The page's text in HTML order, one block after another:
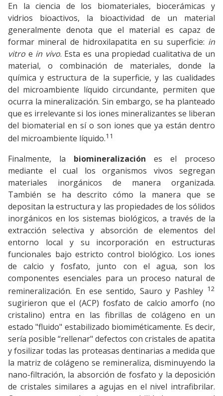
En la ciencia de los biomateriales, biocerámicas y
vidrios bioactivos, la bioactividad de un material
generalmente denota que el material es capaz de
formar mineral de hidroxilapatita en su superficie: in
vitro e in vivo. Esta es una propiedad cualitativa de un
material, o combinación de materiales, donde la
química y estructura de la superficie, y las cualidades
del microambiente líquido circundante, permiten que
ocurra la mineralización. Sin embargo, se ha planteado
que es irrelevante si los iones mineralizantes se liberan
del biomaterial en sí o son iones que ya están dentro
del microambiente líquido.11
Finalmente, la biomineralización es el proceso
mediante el cual los organismos vivos segregan
materiales inorgánicos de manera organizada.
También se ha descrito cómo la manera que se
depositan la estructura y las propiedades de los sólidos
inorgánicos en los sistemas biológicos, a través de la
extracción selectiva y absorción de elementos del
entorno local y su incorporación en estructuras
funcionales bajo estricto control biológico. Los iones
de calcio y fosfato, junto con el agua, son los
componentes esenciales para un proceso natural de
remineralización. En ese sentido, Sauro y Pashley 12
sugirieron que el (ACP) fosfato de calcio amorfo (no
cristalino) entra en las fibrillas de colágeno en un
estado "fluido" estabilizado biomiméticamente. Es decir,
sería posible “rellenar" defectos con cristales de apatita
y fosilizar todas las proteasas dentinarias a medida que
la matriz de colágeno se remineraliza, disminuyendo la
nano-filtración, la absorción de fosfato y la deposición
de cristales similares a agujas en el nivel intrafibrilar.